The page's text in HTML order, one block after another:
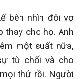
bên nhìn đôi vợ
thay cho họ. Anh
một suất nữa,
từ chối và cho
thứ rồi. Người